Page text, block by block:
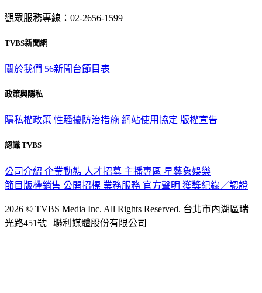
觀眾服務專線：02-2656-1599
TVBS新聞網
關於我們 56新聞台節目表
政策與隱私
隱私權政策 性騷擾防治措施 網站使用協定 版權宣告
認識 TVBS
公司介紹 企業動態 人才招募 主播專區 星藝象娛樂
節目版權銷售 公開招標 業務服務 官方聲明 獲獎紀錄／認證
2026 © TVBS Media Inc. All Rights Reserved. 台北市內湖區瑞
光路451號 | 聯利媒體股份有限公司